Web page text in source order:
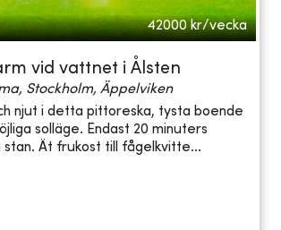
42000 kr/vecka
vid vattnet i Ålsten
Stockholm, Äppelviken
njut i detta pittoreska, tysta boende
solläge. Endast 20 minuters
stan. Ät frukost till fågelkvitte...